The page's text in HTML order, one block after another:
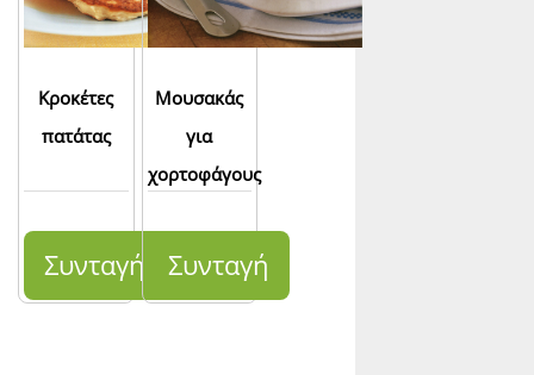
Κροκέτες
πατάτας
Συνταγή
Μουσακάς
για
χορτοφάγους
Συνταγή